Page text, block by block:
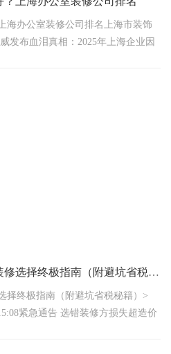
海办公室装修公司排名上海市装饰
发布血泪真相：2025年上海企业因
上海办公室设计：2025年装修选择终极指南（附避坑省税秘籍）
择终极指南（附避坑省税秘籍）>
紧急通告 选错装修方损失超造价